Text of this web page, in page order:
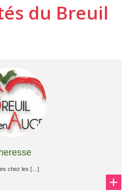
du Breuil
chez les […]
+